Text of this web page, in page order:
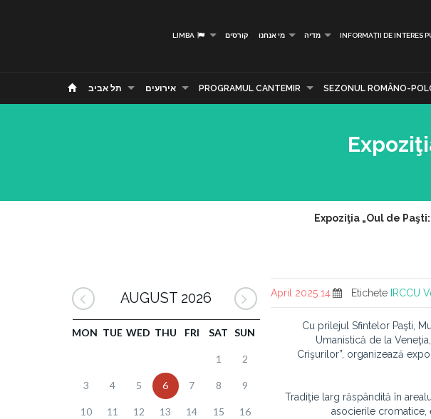
קורסים מי אנחנו מדיה INFORMAȚII DE INTERES
תל אביב אירועים PROGRAMUL CANTEMIR SEZONUL ROMÂNO-
Expoziţia „Oul de
14 April 2025 Etichete IRCCU
Cu prilejul Sfintelor Paşti,
Umanistică de la
Crişurilor”, organizează
Tradiţie larg răspândită în
asocierile
AUGUST 2026
MON TUE WED THU FRI SAT SUN
1 2
3 4 5 6 7 8 9
10 11 12 13 14 15 16